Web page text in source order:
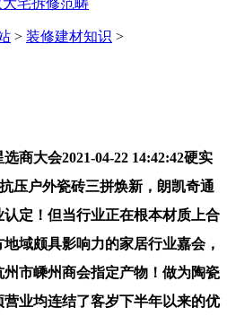
> 装修建材知识 >
大会2021-04-22 14:42:42硬实
压户外瓷砖三拼焕新，朗凯奇通
定！但当行业正在根本材质上合
域颇具影响力的家居行业嘉会，
市嵊州商会指定产物！做为陶瓷
业均连结了客岁下半年以来的优